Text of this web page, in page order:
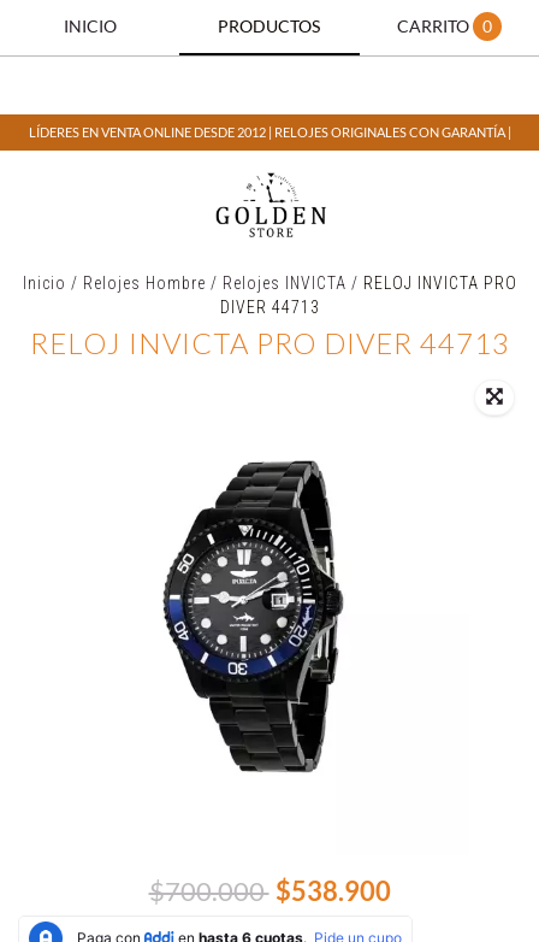
INICIO PRODUCTOS CARRITO 0
LÍDERES EN VENTA ONLINE DESDE 2012 | RELOJES ORIGINALES CON GARANTÍA |
Inicio / Relojes Hombre / Relojes INVICTA / RELOJ INVICTA PRO
DIVER 44713
RELOJ INVICTA PRO DIVER 44713
$700.000 $538.900